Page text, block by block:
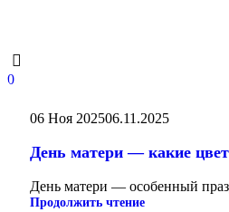
0
06 Ноя 202506.11.2025
День матери — какие
День матери — особенный
Продолжить чтение